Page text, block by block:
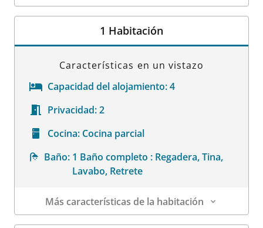
Datos de la habitación
1 Habitación
Características en un vistazo
Capacidad del alojamiento:4
Privacidad:2
Cocina: Cocina parcial
Baño: 1 Baño completo : Regadera, Tina,
Lavabo, Retrete
Más características de la habitación
Datos de la habitación